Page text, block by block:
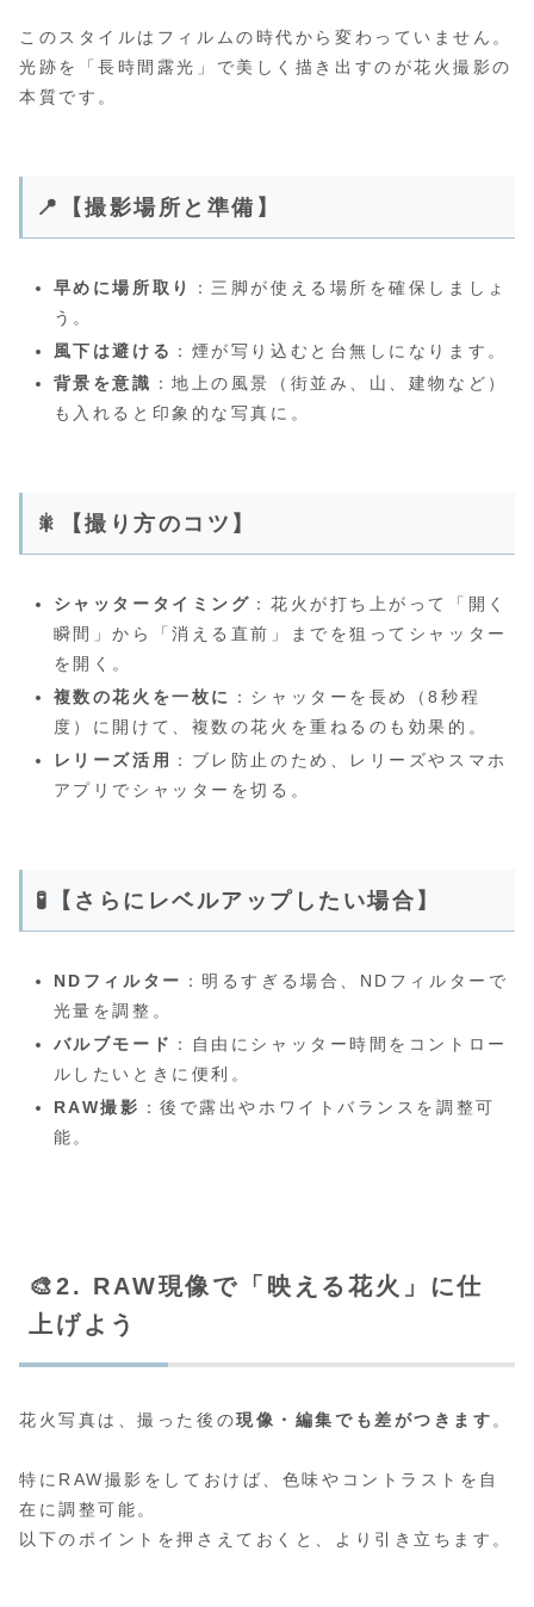
このスタイルはフィルムの時代から変わっていません。
光跡を「長時間露光」で美しく描き出すのが花火撮影の
本質です。
📍【撮影場所と準備】
早めに場所取り
：三脚が使える場所を確保しましょ
う。
風下は避ける ：煙が写り込むと台無しになります。
背景を意識 ：地上の風景（街並み、山、建物など）
も入れると印象的な写真に。
🎇【撮り方のコツ】
シャッタータイミング ：花火が打ち上がって「開く
瞬間」から「消える直前」までを狙ってシャッター
を開く。
複数の花火を一枚に ：シャッターを長め（8秒程
度）に開けて、複数の花火を重ねるのも効果的。
レリーズ活用
：ブレ防止のため、レリーズやスマホ
アプリでシャッターを切る。
🧪【さらにレベルアップしたい場合】
NDフィルター ：明るすぎる場合、NDフィルターで
光量を調整。
バルブモード ：自由にシャッター時間をコントロー
ルしたいときに便利。
RAW撮影 ：後で露出やホワイトバランスを調整可
能。
🎨2. RAW現像で「映える花火」に仕
上げよう
花火写真は、撮った後の現像・編集でも差がつきます。
特にRAW撮影をしておけば、色味やコントラストを自
在に調整可能。
以下のポイントを押さえておくと、より引き立ちます。